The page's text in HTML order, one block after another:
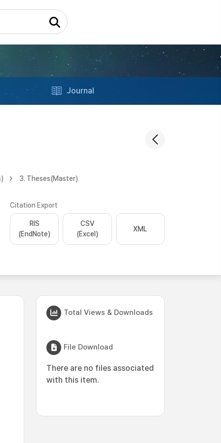
Journal
3. Theses(Master)
Citation Export
RIS
(EndNote)
CSV
(Excel)
XML
Total Views & Downloads
File Download
There are no files associated
with this item.